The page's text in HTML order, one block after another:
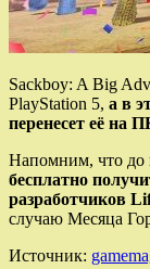
Sackboy: A Big
PlayStation 5, а в
перенесет её на
Напомним, что до
бесплатно
разработчиков
случаю Месяца
Источник: